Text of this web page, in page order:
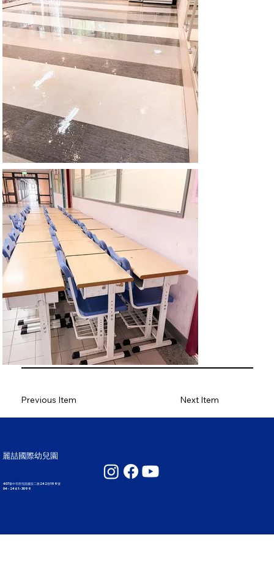
Previous Item Next Item
麗喆國際幼兒園
407臺中市西屯區國安二路242巷199號
04 - 2461 - 3099